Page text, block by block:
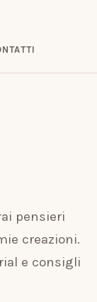
pensieri
creazioni.
e consigli